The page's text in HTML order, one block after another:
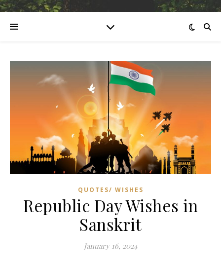
QUOTES/ WISHES
Republic Day Wishes in
Sanskrit
January 16, 2024